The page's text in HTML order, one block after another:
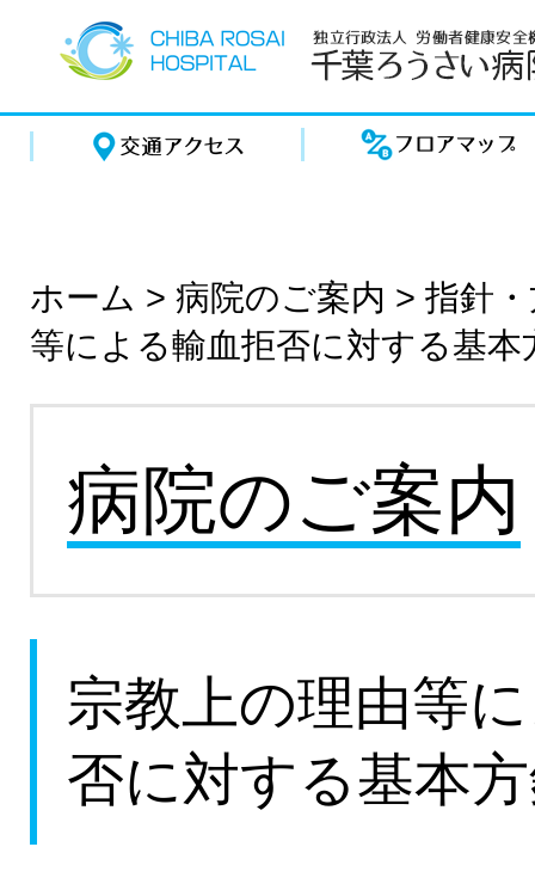
ホーム > 病院のご案内 > 指針
等による輸血拒否に対する基
病院のご案内
宗教上の理由等
否に対する基本